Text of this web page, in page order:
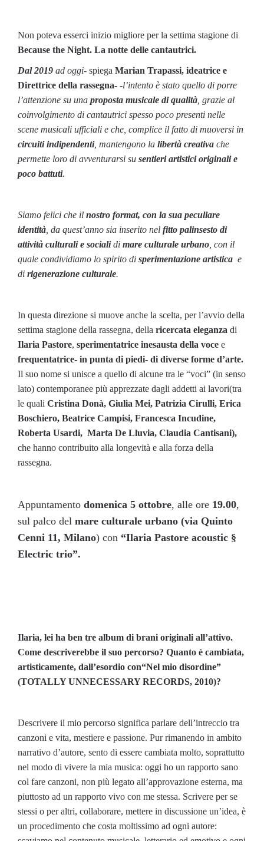
Non poteva esserci inizio migliore per la settima stagione di
Because the Night. La notte delle cantautrici.
Dal 2019 ad oggi- spiega Marian Trapassi, ideatrice e
Direttrice della rassegna- -l’intento è stato quello di porre
l’attenzione su una proposta musicale di qualità , grazie al
coinvolgimento di cantautrici spesso poco presenti nelle
scene musicali ufficiali e che, complice il fatto di muoversi in
circuiti indipendenti, mantengono la libertà creativa che
permette loro di avventurarsi su sentieri artistici originali e
poco battuti.
Siamo felici che il nostro format, con la sua peculiare
identità , da quest’anno sia inserito nel fitto palinsesto di
attività culturali e socialidi mare culturale urbano , con il
quale condividiamo lo spirito di sperimentazione artistica e
di rigenerazione culturale.
In questa direzione si muove anche la scelta, per l’avvio della
settima stagione della rassegna, della ricercata eleganza di
Ilaria Pastore, sperimentatrice inesausta della voce e
frequentatrice- in punta di piedi- di diverse forme d’arte.
Il suo nome si unisce a quello di alcune tra le “voci” (in senso
lato) contemporanee più apprezzate dagli addetti ai lavori(tra
le quali Cristina Donà, Giulia Mei, Patrizia Cirulli, Erica
Boschiero, Beatrice Campisi, Francesca Incudine,
Roberta Usardi, Marta De Lluvia, Claudia Cantisani),
che hanno contribuito alla longevità e alla forza della
rassegna.
Appuntamento domenica 5 ottobre, alle ore 19.00,
sul palco del mare culturale urbano (via Quinto
Cenni 11, Milano) con “Ilaria Pastore acoustic §
Electric trio”.
Ilaria, lei ha ben tre album di brani originali all’attivo.
Come descriverebbe il suo percorso? Quanto è cambiata,
artisticamente, dall’esordio con“Nel mio disordine”
(TOTALLY UNNECESSARY RECORDS, 2010)?
Descrivere il mio percorso significa parlare dell’intreccio tra
canzoni e vita, mestiere e passione. Pur rimanendo in ambito
narrativo d’autore, sento di essere cambiata molto, soprattutto
nel modo di vivere la mia musica: oggi ho un rapporto sano
col fare canzoni, non più legato all’approvazione esterna, ma
piuttosto ad un rapporto vivo con me stessa. Scrivere per se
stessi o per altri, collaborare, mettere in discussione un’idea, è
un procedimento che costa moltissimo ad ogni autore: